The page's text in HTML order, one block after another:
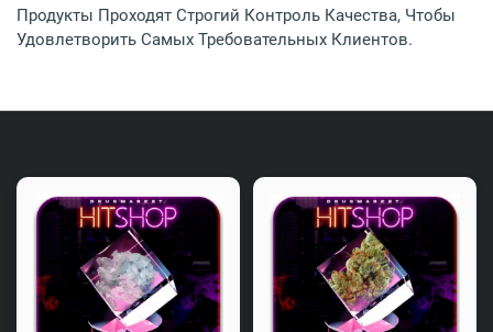
Продукты Проходят Строгий Контроль Качества, Чтобы
Удовлетворить Самых Требовательных Клиентов.